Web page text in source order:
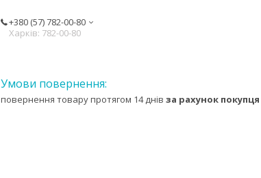
+380 (57) 782-00-80
Харків: 782-00-80
повернення товару протягом 14 днів за рахунок покупця